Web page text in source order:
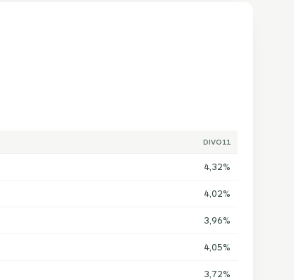
DIVO11
4,32%
4,02%
3,96%
4,05%
3,72%